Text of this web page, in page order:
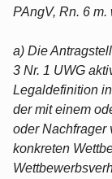
PAngV, Rn. 6
a) Die
3 Nr. 1 UWG
Legaldefinition
der mit einem
oder Nachfrager
konkreten